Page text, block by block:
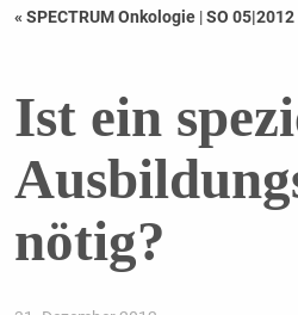
« SPECTRUM Onkologie |SO 05|2012
Ist ein
nötig?